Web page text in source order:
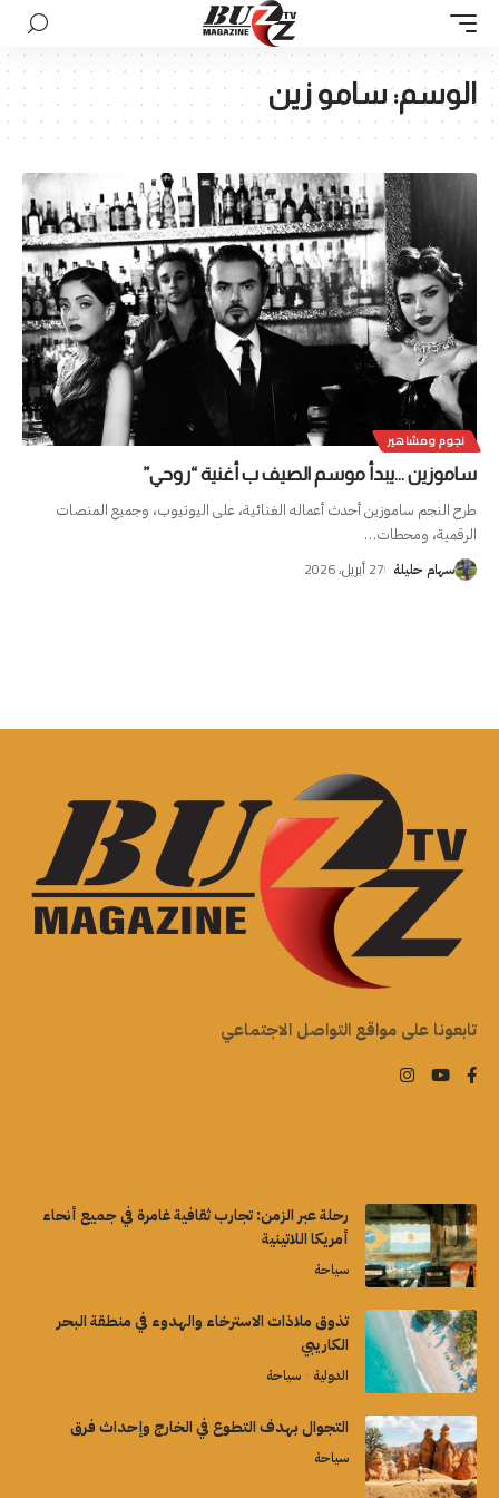
الوسم:سامو زين
نجوم ومشاهير
ساموزين …يبدأ موسم الصيف ب أغنية “روحي”
طرح النجم ساموزين أحدث أعماله الغنائية، على اليوتيوب، وجميع المنصات
الرقمية، ومحطات…
سهام حليلة 27 أبريل، 2026
تابعونا على مواقع التواصل الاجتماعي
رحلة عبر الزمن: تجارب ثقافية غامرة في جميع أنحاء
أمريكا اللاتينية
سياحة
تذوق ملاذات الاسترخاء والهدوء في منطقة البحر
الكاريبي
الدولية سياحة
التجوال بهدف التطوع في الخارج وإحداث فرق
سياحة